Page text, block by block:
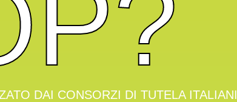
DAI CONSORZI DI TUTELA ITALIANI